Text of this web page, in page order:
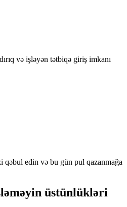
və işləyən tətbiqə giriş imkanı
qəbul edin və bu gün pul qazanmağa
üstünlükləri